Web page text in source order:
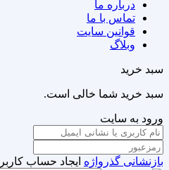
درباره ما
تماس با ما
قوانین سایت
وبلاگ
سبد خرید
سبد خرید شما خالی است.
ورود به سایت
بازنشانی گذرواژه ایجاد حساب